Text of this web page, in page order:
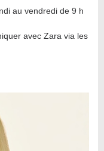
au vendredi de 9 h
avec Zara via les